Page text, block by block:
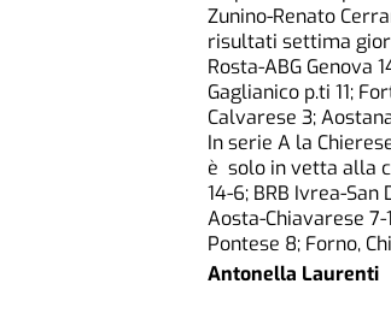
Zunino-Renato
risultati settima
Rosta-ABG Genova
Gaglianico p.ti 11;
Calvarese 3;
In serie A la
è solo in vetta alla
14-6; BRB Ivrea-
Aosta-Chiavarese 7-
Pontese 8; Forno,
Antonella Laurenti